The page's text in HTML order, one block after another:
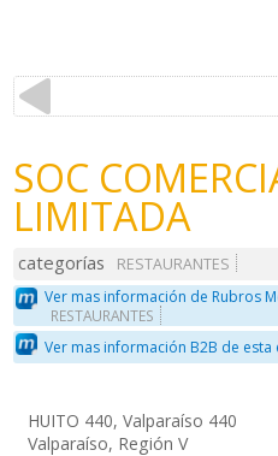
SOC
LIMITADA
categorías
RESTAURANTES
Ver mas información de Rubros
RESTAURANTES
Ver mas información B2B de
HUITO 440, Valparaíso 440
Valparaíso, Región V